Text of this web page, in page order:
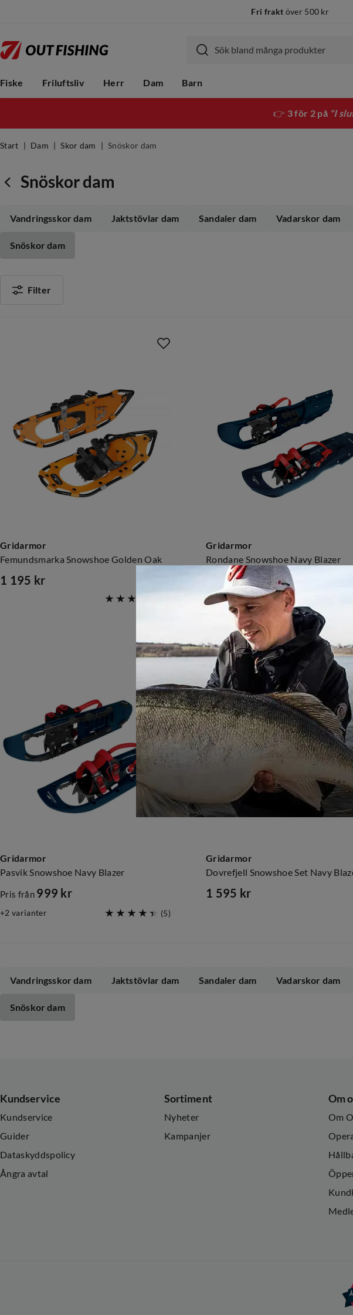
Fri frakt över 500 kr
Fiske Friluftsliv Herr Dam Barn
👉 3 för 2 på "I
Start Dam Skor dam Snöskor dam
Snöskor dam
Vandringsskor dam Jaktstövlar dam Sandaler dam Vadarskor dam
Snöskor dam
Filter
Gridarmor
Femundsmarka Snowshoe Golden Oak
1 195 kr
Gridarmor
Rondane Snowshoe Navy Blazer
price
1 295 kr
Gridarmor
Pasvik Snowshoe Navy Blazer
Pris från 999 kr
2 varianter (5)
Gridarmor
Dovrefjell Snowshoe Set Navy
1 595 kr
Vandringsskor dam Jaktstövlar dam Sandaler dam Vadarskor dam
Snöskor dam
Kundservice
Kundservice
Guider
Dataskyddspolicy
Ångra avtal
Sortiment
Nyheter
Kampanjer
Om
Om